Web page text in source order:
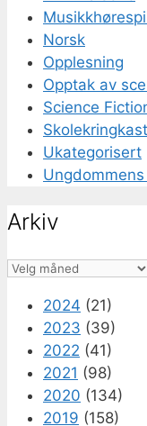
Norsk
Opplesning
Opptak av
Science
Ukategorisert
Arkiv
Arkiv
2024 (21)
2023 (39)
2022 (41)
2021 (98)
2020 (134)
2019 (158)